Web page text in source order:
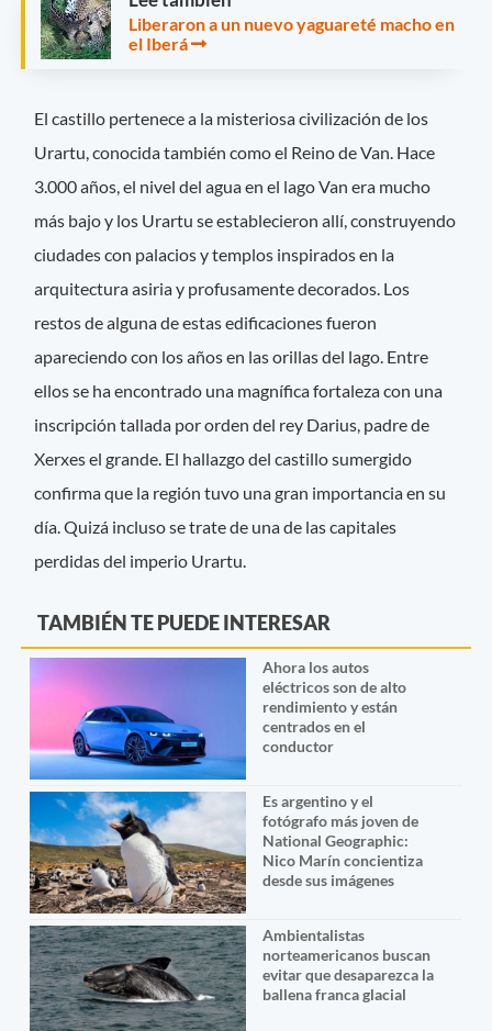
Liberaron a un nuevo yaguareté macho en
el Iberá
El castillo pertenece a la misteriosa civilización de los
Urartu, conocida también como el Reino de Van. Hace
3.000 años, el nivel del agua en el lago Van era mucho
más bajo y los Urartu se establecieron allí, construyendo
ciudades con palacios y templos inspirados en la
arquitectura asiria y profusamente decorados. Los
restos de alguna de estas edificaciones fueron
apareciendo con los años en las orillas del lago. Entre
ellos se ha encontrado una magnífica fortaleza con una
inscripción tallada por orden del rey Darius, padre de
Xerxes el grande. El hallazgo del castillo sumergido
confirma que la región tuvo una gran importancia en su
día. Quizá incluso se trate de una de las capitales
perdidas del imperio Urartu.
TAMBIÉN TE PUEDE INTERESAR
Ahora los autos
eléctricos son de alto
rendimiento y están
centrados en el
conductor
Es argentino y el
fotógrafo más joven de
National Geographic:
Nico Marín concientiza
desde sus imágenes
Ambientalistas
norteamericanos buscan
evitar que desaparezca la
ballena franca glacial